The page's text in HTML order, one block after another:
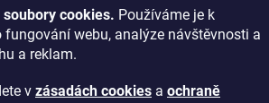
cookies. Používáme je k
webu, analýze návštěvnosti a
a reklam.
v zásadách cookies a ochraně
Vytvořil Shoptet
cookies